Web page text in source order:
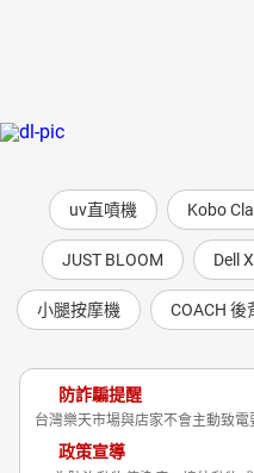
uv直噴機 Kobo
JUST BLOOM Dell
小腿按摩機 COACH 後
防詐騙提醒
台灣樂天市場與店家不會主動致
政策宣導